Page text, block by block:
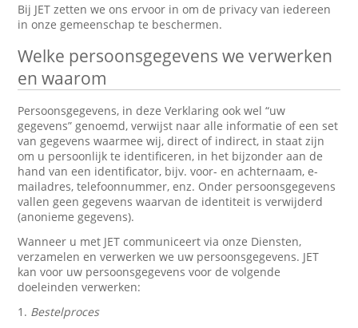
Bij JET zetten we ons ervoor in om de privacy van iedereen
in onze gemeenschap te beschermen.
Welke persoonsgegevens we verwerken
en waarom
Persoonsgegevens, in deze Verklaring ook wel “uw
gegevens” genoemd, verwijst naar alle informatie of een set
van gegevens waarmee wij, direct of indirect, in staat zijn
om u persoonlijk te identificeren, in het bijzonder aan de
hand van een identificator, bijv. voor- en achternaam, e-
mailadres, telefoonnummer, enz. Onder persoonsgegevens
vallen geen gegevens waarvan de identiteit is verwijderd
(anonieme gegevens).
Wanneer u met JET communiceert via onze Diensten,
verzamelen en verwerken we uw persoonsgegevens. JET
kan voor uw persoonsgegevens voor de volgende
doeleinden verwerken:
1. Bestelproces